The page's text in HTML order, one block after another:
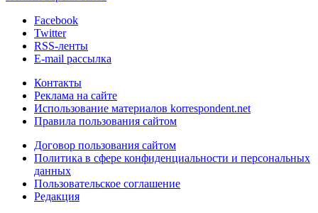
Facebook
Twitter
RSS-ленты
E-mail рассылка
Контакты
Реклама на сайте
Использование материалов korrespondent.net
Правила пользования сайтом
Договор пользования сайтом
Политика в сфере конфиденциальности и персональных
данных
Пользовательское соглашение
Редакция